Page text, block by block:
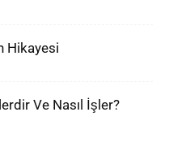
Hikayesi
Ve Nasıl İşler?